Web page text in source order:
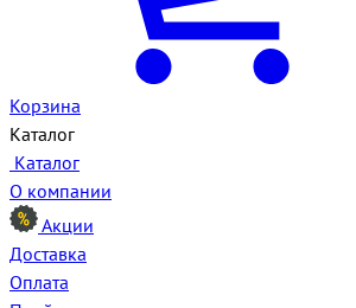
Корзина
Каталог
Каталог
О компании
Акции
Доставка
Оплата